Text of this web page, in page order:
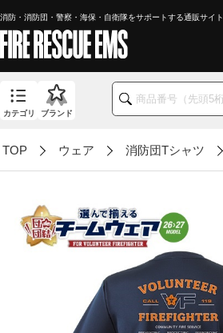
消防・消防団・警察・海保・自衛隊をサポートする通販サイト
カテゴリ ブランド
TOP ウェア 消防団Tシャツ